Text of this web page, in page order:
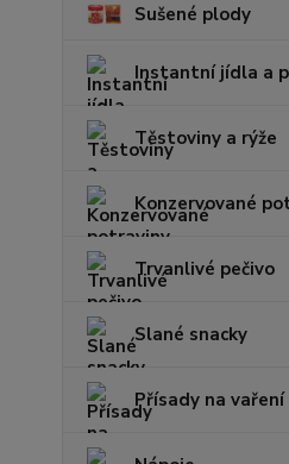
Sušené plody
Instantní jídla a
Těstoviny a rýže
Konzervované
Trvanlivé pečivo
Slané snacky
Přísady na vaření